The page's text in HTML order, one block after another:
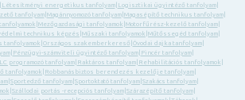
Létesítményi energetikus tanfolyam| Logisztikai ügyintéző tanfolyam|
tanfolyam| Magánnyomozó tanfolyam| Magasépítő technikus tanfolyam|
Mezőgazdasági tanfolyamok Motorfűrész-kezelő tanfolyam|
technikus képzés Műszaki tanfolyamok Műtőssegéd tanfolyam
tanfolyamok Országos szakemberkereső Óvodai dajka tanfolyam|
| Pénzügyi-számviteli ügyintéző tanfolyam| Pincér tanfolyam|
programozó tanfolyam| Raktáros tanfolyam| Rehabilitációs tanfolyamok
tanfolyamok Robbanásbiztos berendezés kezelője tanfolyam
Sportedző tanfolyam Sportoktató tanfolyam Szakács tanfolyam
Szállodai portás -recepciós tanfolyam| Szárazépítő tanfolyam|